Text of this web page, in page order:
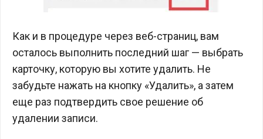
Как и в процедуре через веб-страниц, вам
осталось выполнить последний шаг — выбрать
карточку, которую вы хотите удалить. Не
забудьте нажать на кнопку «Удалить», а затем
еще раз подтвердить свое решение об
удалении записи.